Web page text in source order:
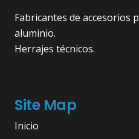
Fabricantes de accesorios
aluminio.
Herrajes técnicos.
Site Map
Inicio